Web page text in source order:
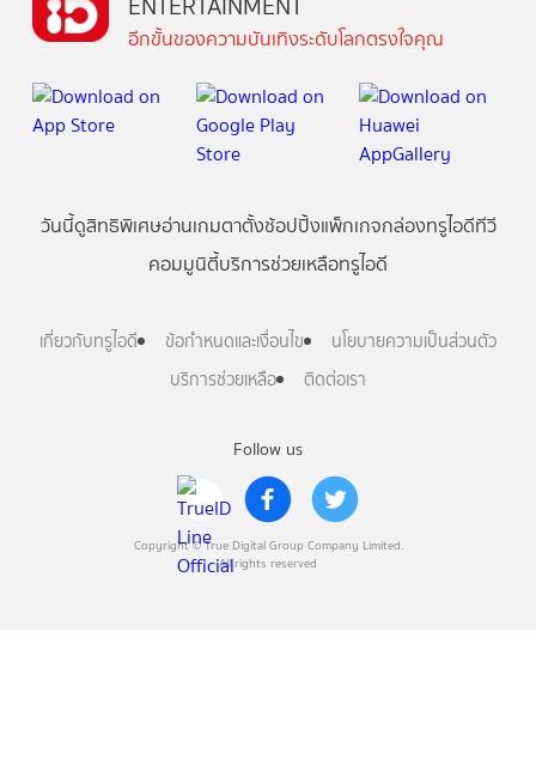
Follow us
Copyright © True Digital Group Company Limited.
All rights reserved
อีกขั้นของความบันเทิงระดับโลกตรงใจคุณ
วันนี้ดูสิทธิพิเศษอ่านเกมตาตั้งช้อปปิ้งแพ็กเกจกล่องทรูไอดีทีวี
คอมมูนิตี้บริการช่วยเหลือทรูไอดี
เกี่ยวกับทรูไอดี ข้อกำหนดและเงื่อนไข
นโยบายความเป็นส่วนตัว
บริการช่วยเหลือ
ติดต่อเรา